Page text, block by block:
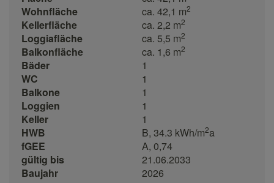
Wohnfläche ca. 42,1 m2
Kellerfläche ca. 2,2 m2
Loggiafläche ca. 5,5 m2
Balkonfläche ca. 1,6 m2
Bäder
1
WC
1
Balkone
1
Loggien
1
Keller
1
HWB
B, 34.3 kWh/m2a
fGEE
A, 0,74
gültig bis
21.06.2033
Baujahr
2026